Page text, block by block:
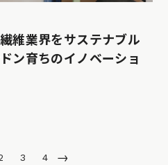
維業界をサステナブル
ン育ちのイノベーショ
3 4 →